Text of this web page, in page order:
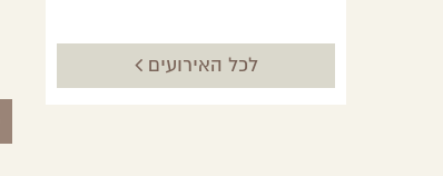
אילת,
לכל האירועים